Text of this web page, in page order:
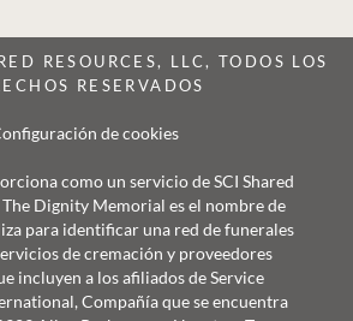
RESOURCES, LLC, TODOS LOS
RESERVADOS
de cookies
como un servicio de SCI Shared
The Dignity Memorial es el nombre de
para identificar una red de funerales
de cremación y proveedores
incluyen a los afiliados de Service
Compañía que se encuentra